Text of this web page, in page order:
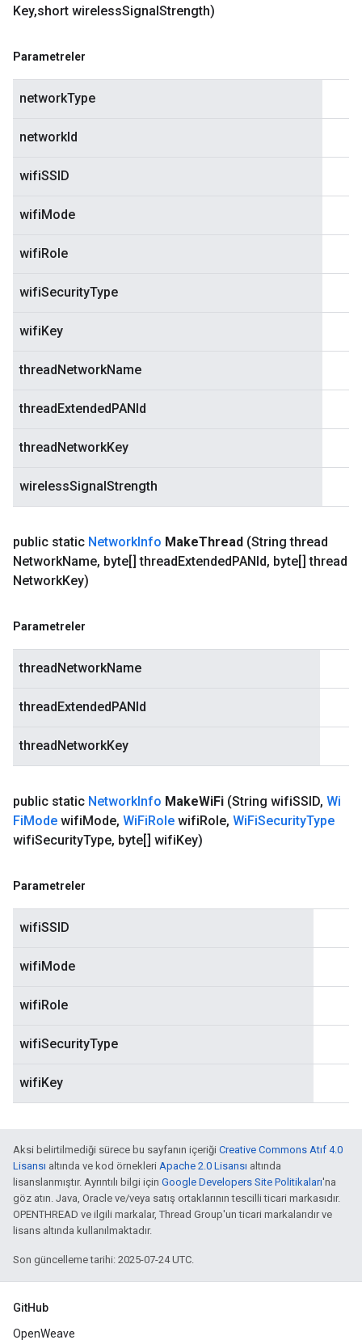
Key,short wirelessSignalStrength)
Parametreler
networkType
networkId
wifiSSID
wifiMode
wifiRole
wifiSecurityType
wifiKey
threadNetworkName
threadExtendedPANId
threadNetworkKey
wirelessSignalStrength
public static NetworkInfo MakeThread (String thread
NetworkName, byte[] threadExtendedPANId, byte[] thread
NetworkKey)
Parametreler
threadNetworkName
threadExtendedPANId
threadNetworkKey
public static NetworkInfo MakeWiFi (String wifiSSID, Wi
FiMode wifiMode, WiFiRole wifiRole, WiFiSecurityType
wifiSecurityType, byte[] wifiKey)
Parametreler
wifiSSID
wifiMode
wifiRole
wifiSecurityType
wifiKey
Aksi belirtilmediği sürece bu sayfanın içeriği Creative Commons Atıf 4.0
Lisansı altında ve kod örnekleri Apache 2.0 Lisansı altında
lisanslanmıştır. Ayrıntılı bilgi için Google Developers Site Politikaları'na
göz atın. Java, Oracle ve/veya satış ortaklarının tescilli ticari markasıdır.
OPENTHREAD ve ilgili markalar, Thread Group'un ticari markalarıdır ve
lisans altında kullanılmaktadır.
Son güncelleme tarihi: 2025-07-24 UTC.
GitHub
OpenWeave